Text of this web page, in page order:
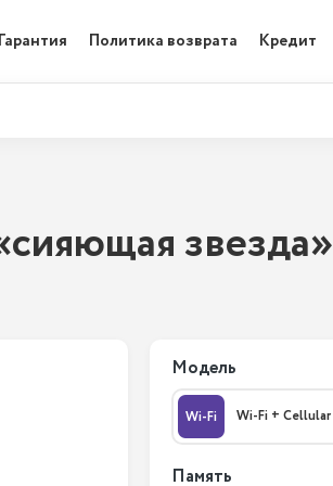
Гарантия Политика возврата Кредит
звезда»
Модель
Wi-Fi Wi-Fi + Cellular
Память